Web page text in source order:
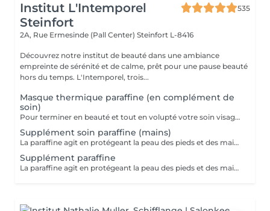
Institut L'Intemporel
Steinfort
535
2A, Rue Ermesinde (Pall Center) Steinfort L-8416
Découvrez notre institut de beauté dans une ambiance
empreinte de sérénité et de calme, prêt pour une pause beauté
hors du temps. L'Intemporel, trois...
Masque thermique paraffine (en complément de
soin)
Pour terminer en beauté et tout en volupté votre soin visage, nous vous proposons le 'double masque '. Cela consiste en une application d'un masque crème bourré d'actifs hydratants/régénérants/anti-âge ou anti-oxydants suivi d'un bain de paraffine tiède. Ceci permet la pénétration intégrale du masque crème grâce à la chaleur de la paraffine et un fin de soin en douceur grâce aux actifs de la paraffine adoucissants et calmants. Une véritable sensation de détente.
Supplément soin paraffine (mains)
La paraffine agit en protégeant la peau des pieds et des mains contre les agressions extérieures. Sa capacité de rétention d'eau favorise l'hydratation de la peau. Le traitement à la paraffine est idéal pour avoir des membres lisses. En effet, ce produit procure un effet rajeunissant à la peau, en plus de l'adoucir. Uniquement avec un service de manucurie effectué à l'institut le même jour
Supplément paraffine
La paraffine agit en protégeant la peau des pieds et des mains contre les agressions extérieures. Sa capacité de rétention d'eau favorise l'hydratation de la peau. Le traitement à la paraffine est idéal pour avoir des membres lisses. En effet, ce produit procure un effet rajeunissant à la peau, en plus de l'adoucir. Uniquement avec un service de beauté des pieds ou de pédicurie effectué à l'institut le même jour